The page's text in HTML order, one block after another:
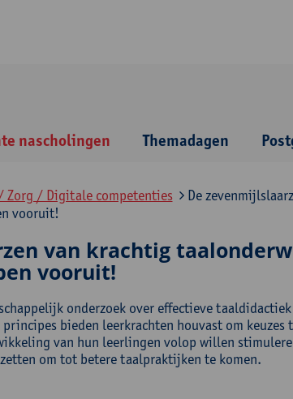
nascholingen Themadagen
Zorg / Digitale competenties
De
vooruit!
van krachtig
vooruit!
onderzoek over effectieve
bieden leerkrachten houvast om keuzes
van hun leerlingen volop willen
om tot betere taalpraktijken te komen.